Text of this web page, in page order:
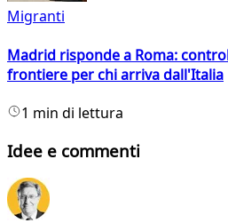
Migranti
Madrid risponde a Roma:
frontiere per chi arriva dall'Italia
1 min di lettura
Idee e commenti